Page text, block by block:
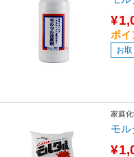
ポイ
お
家庭
モル